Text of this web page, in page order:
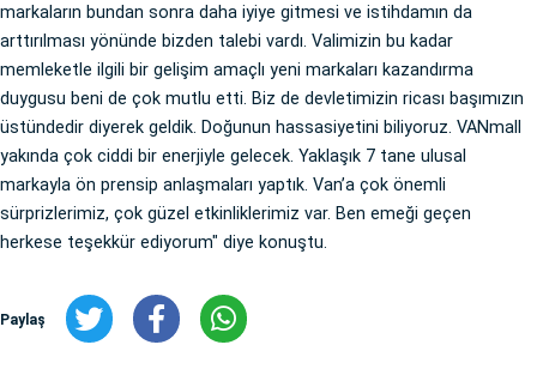
markaların bundan sonra daha iyiye gitmesi ve istihdamın da
arttırılması yönünde bizden talebi vardı. Valimizin bu kadar
memleketle ilgili bir gelişim amaçlı yeni markaları kazandırma
duygusu beni de çok mutlu etti. Biz de devletimizin ricası başımızın
üstündedir diyerek geldik. Doğunun hassasiyetini biliyoruz. VANmall
yakında çok ciddi bir enerjiyle gelecek. Yaklaşık 7 tane ulusal
markayla ön prensip anlaşmaları yaptık. Van’a çok önemli
sürprizlerimiz, çok güzel etkinliklerimiz var. Ben emeği geçen
herkese teşekkür ediyorum" diye konuştu.
Paylaş